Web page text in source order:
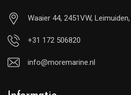
Waaier 44, 2451VW,
+31 172 506820
info@moremarine.nl